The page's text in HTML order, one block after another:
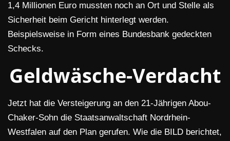
1,4 Millionen Euro mussten noch an Ort und Stelle als
Sicherheit beim Gericht hinterlegt werden.
Beispielsweise in Form eines Bundesbank gedeckten
Schecks.
Geldwäsche-Verdacht
Jetzt hat die Versteigerung an den 21-Jährigen Abou-
Chaker-Sohn die Staatsanwaltschaft Nordrhein-
Westfalen auf den Plan gerufen. Wie die BILD berichtet,